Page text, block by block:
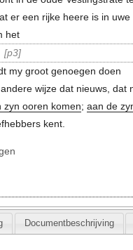
er een rijke heere is in uwe
het
p3
my groot genoegen doen
wijze dat nieuws, dat
zyn ooren komen; aan de
kent.
Documentbeschrijving